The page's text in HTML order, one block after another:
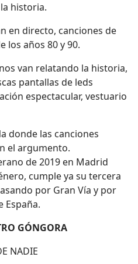
historia.
en directo, canciones de
los años 80 y 90.
van relatando la historia,
pantallas de leds
espectacular, vestuario
donde las canciones
el argumento.
de 2019 en Madrid
cumple ya su tercera
por Gran Vía y por
España.
GÓNGORA
NADIE